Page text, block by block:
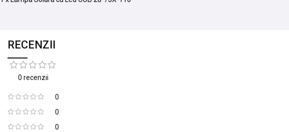
RECENZII
0 recenzii
0
0
0